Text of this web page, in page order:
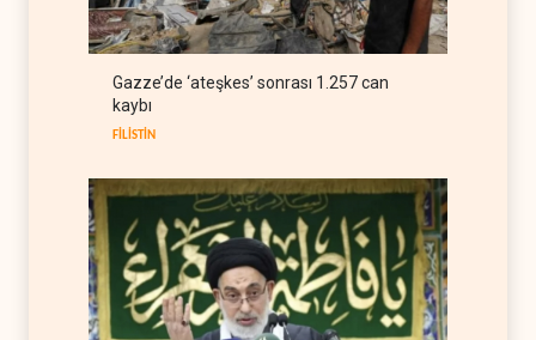
kısıtlamaya başladı
TÜRKİYE 08 Ağustos 2026
Hava gücü Trump'ın
Gazze’de ‘ateşkes’ sonrası 1.257 can
kaybı
FİLİSTİN